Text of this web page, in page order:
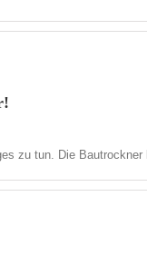
zu tun. Die